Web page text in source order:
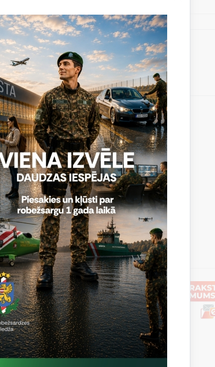
atstāt savu e-pastu saziņai
šī informācija bija noderīga?